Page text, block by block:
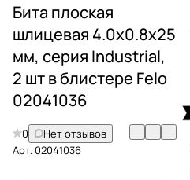
Бита плоская
шлицевая 4.0x0.8x25
мм, серия Industrial,
2 шт в блистере Felo
02041036
0
Нет отзывов
Арт.02041036